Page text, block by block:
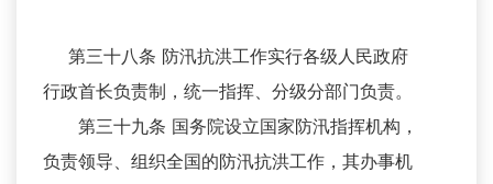
第三十八条 防汛抗洪工作实行各级人民政府
行政首长负责制，统一指挥、分级分部门负责。
第三十九条 国务院设立国家防汛指挥机构，
负责领导、组织全国的防汛抗洪工作，其办事机